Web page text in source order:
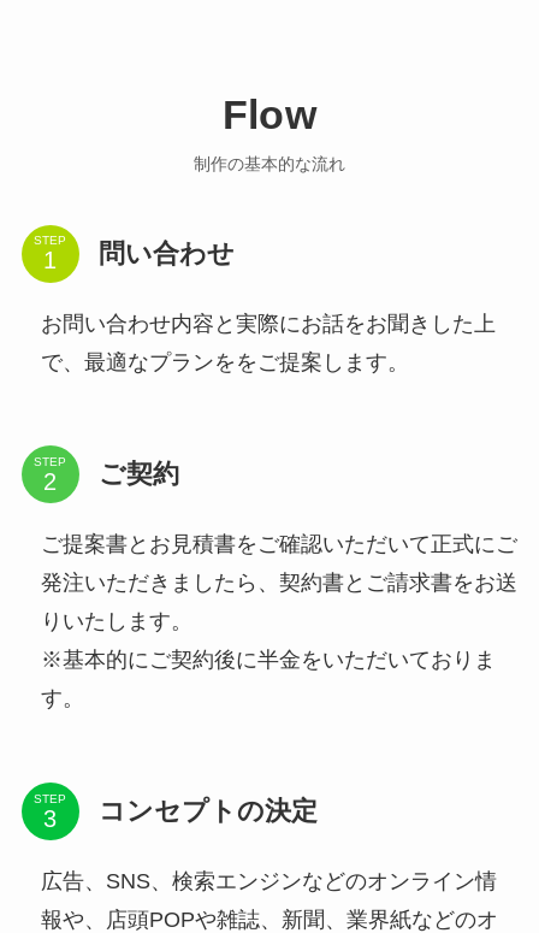
Flow
制作の基本的な流れ
STEP 問い合わせ
お問い合わせ内容と実際にお話をお聞きした上
で、最適なプランををご提案します。
STEP ご契約
ご提案書とお見積書をご確認いただいて正式にご
発注いただきましたら、契約書とご請求書をお送
りいたします。
※基本的にご契約後に半金をいただいておりま
す。
STEP コンセプトの決定
広告、SNS、検索エンジンなどのオンライン情
報や、店頭POPや雑誌、新聞、業界紙などのオ